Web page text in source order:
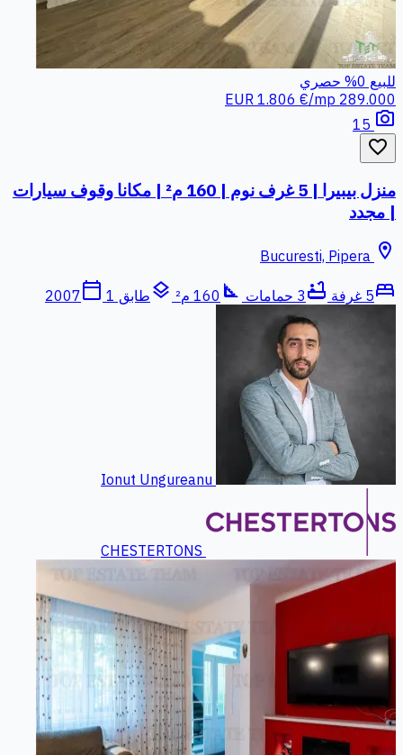
للبيع 0%
حصري
289.000 EUR
1.806 €/mp
photo_camera
favorite_border
منزل بيبيرا | 5 غرف نوم | 160 م² | مكانا وقوف سيارات
| مجدد
location_on
bed5 غرفة bathtub 3 حمامات square_foot 160 م² layers طابق 1 calendar_today
2007
Ionut Ungureanu
CHESTERTONS